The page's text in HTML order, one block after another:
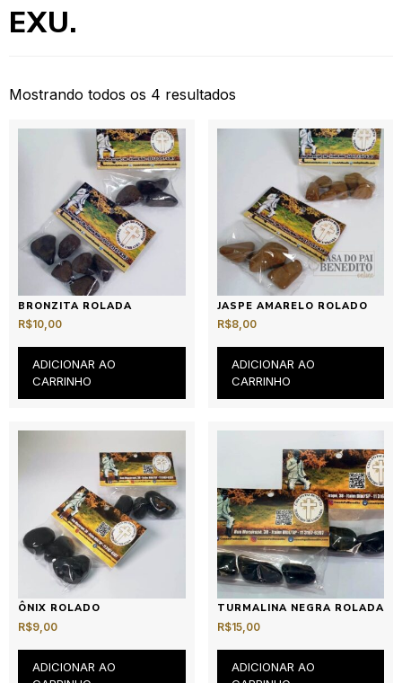
EXU.
Mostrando todos os 4 resultados
BRONZITA ROLADA
R$10,00
ADICIONAR AO
CARRINHO
JASPE AMARELO ROLADO
R$8,00
ADICIONAR AO
CARRINHO
ÔNIX ROLADO
R$9,00
ADICIONAR AO
TURMALINA NEGRA ROLADA
R$15,00
ADICIONAR AO